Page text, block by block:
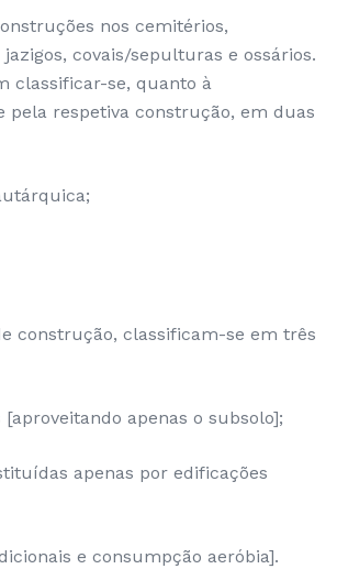
nos cemitérios,
covais/sepulturas e ossários.
classificar-se, quanto à
pela respetiva construção, em duas
construção, classificam-se em três
apenas o subsolo];
apenas por edificações
e consumpção aeróbia].